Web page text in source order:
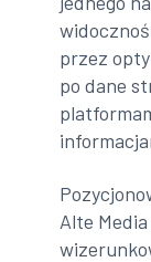
przez
po dane
Alte